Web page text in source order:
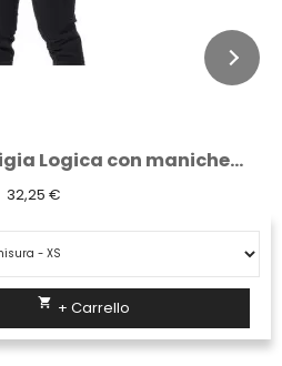
Logica con maniche...
32,25 €
 + Carrello